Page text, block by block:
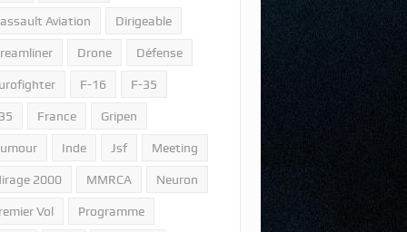
Aviation Dirigeable
Drone Défense
F-16 F-35
France Gripen
Inde Jsf Meeting
2000 MMRCA Neuron
Vol Programme